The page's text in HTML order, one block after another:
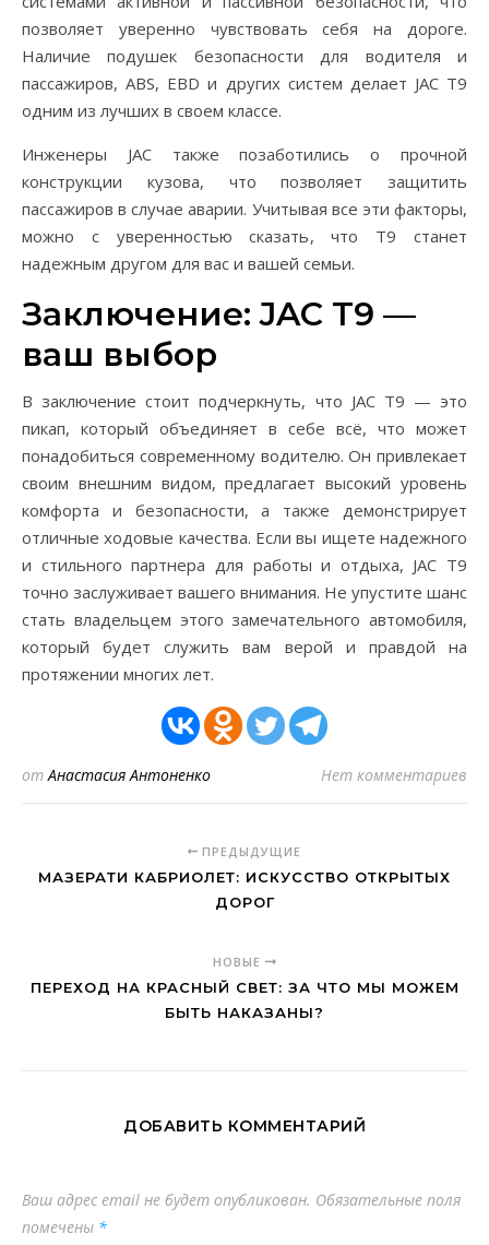
позволяет уверенно чувствовать себя на дороге.
Наличие подушек безопасности для водителя и
пассажиров, ABS, EBD и других систем делает JAC T9
одним из лучших в своем классе.
Инженеры JAC также позаботились о прочной
конструкции кузова, что позволяет защитить
пассажиров в случае аварии. Учитывая все эти факторы,
можно с уверенностью сказать, что T9 станет
надежным другом для вас и вашей семьи.
Заключение: JAC T9 —
ваш выбор
В заключение стоит подчеркнуть, что JAC T9 — это
пикап, который объединяет в себе всё, что может
понадобиться современному водителю. Он привлекает
своим внешним видом, предлагает высокий уровень
комфорта и безопасности, а также демонстрирует
отличные ходовые качества. Если вы ищете надежного
и стильного партнера для работы и отдыха, JAC T9
точно заслуживает вашего внимания. Не упустите шанс
стать владельцем этого замечательного автомобиля,
который будет служить вам верой и правдой на
протяжении многих лет.
отАнастасия Антоненко Нет комментариев
ПРЕДЫДУЩИЕ
МАЗЕРАТИ КАБРИОЛЕТ: ИСКУССТВО ОТКРЫТЫХ
ДОРОГ
НОВЫЕ
ПЕРЕХОД НА КРАСНЫЙ СВЕТ: ЗА ЧТО МЫ МОЖЕМ
БЫТЬ НАКАЗАНЫ?
ДОБАВИТЬ КОММЕНТАРИЙ
Ваш адрес email не будет опубликован. Обязательные поля
помечены *